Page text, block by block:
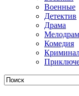
Военные
Детектив
Драма
Комедия